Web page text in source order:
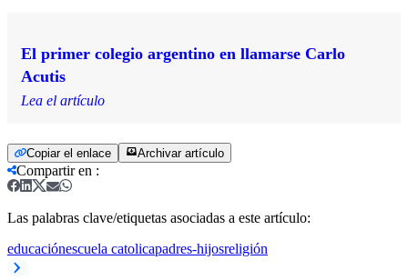
El primer colegio argentino en llamarse Carlo
Acutis
Lea el artículo
Copiar el enlace Archivar artículo
Compartir en :
Las palabras clave/etiquetas asociadas a este artículo:
educaciónescuela catolicapadres-hijosreligión